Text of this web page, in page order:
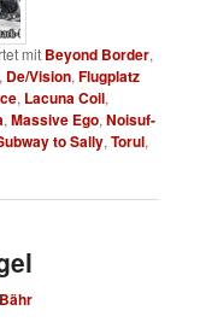
mit Beyond Border,
, De/Vision,Flugplatz
, Lacuna Coil,
,Massive Ego,Noisuf-
to Sally,Torul,